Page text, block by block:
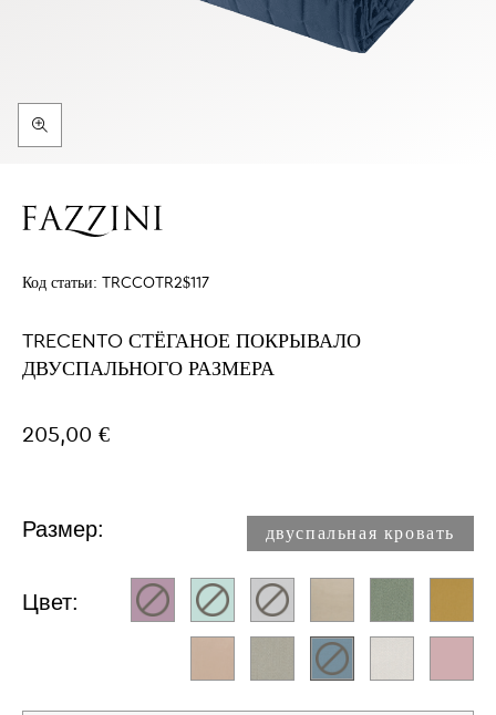
Код статьи: TRCCOTR2$117
TRECENTO СТЁГАНОЕ ПОКРЫВАЛО
ДВУСПАЛЬНОГО РАЗМЕРА
205,00 €
Размер: двуспальная кровать​
Цвет: